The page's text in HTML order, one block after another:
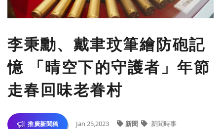
李秉勳、戴聿玟筆繪防砲記
憶 「晴空下的守護者」年節
走春回味老眷村
推廣新聞稿 Jan 25,2023 新聞 新聞時事